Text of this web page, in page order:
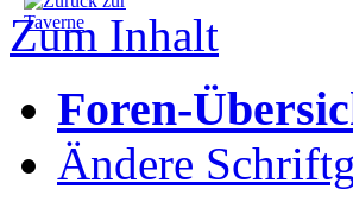
Zum Inhalt
Foren-
Ändere